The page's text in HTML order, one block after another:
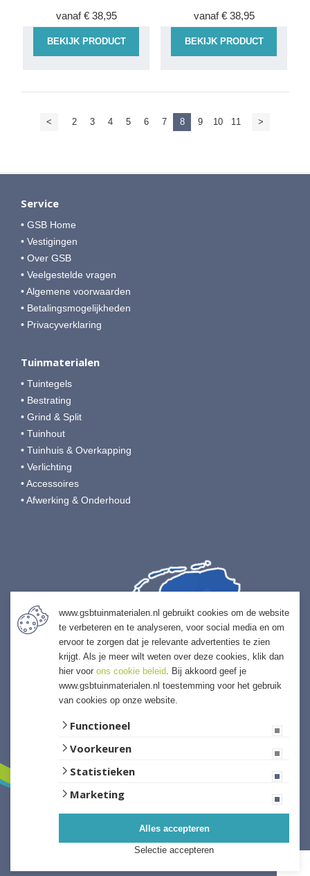
vanaf € 38,95
BEKIJK PRODUCT
vanaf € 38,95
BEKIJK PRODUCT
< 2 3 4 5 6 7 8 9 10 11 >
Service
• GSB Home
• Vestigingen
• Over GSB
• Veelgestelde vragen
• Algemene voorwaarden
• Betalingsmogelijkheden
• Privacyverklaring
Tuinmaterialen
• Tuintegels
• Bestrating
• Grind & Split
• Tuinhout
• Tuinhuis & Overkapping
• Verlichting
• Accessoires
• Afwerking & Onderhoud
Website ontwikkeld door Lined
www.gsbtuinmaterialen.nl gebruikt cookies om de website
te verbeteren en te analyseren, voor social media en om
ervoor te zorgen dat je relevante advertenties te zien
krijgt. Als je meer wilt weten over deze cookies, klik dan
hier voor ons cookie beleid. Bij akkoord geef je
www.gsbtuinmaterialen.nl toestemming voor het gebruik
van cookies op onze website.
Functioneel
Voorkeuren
Statistieken
Marketing
Selectie accepteren
Alles accepteren